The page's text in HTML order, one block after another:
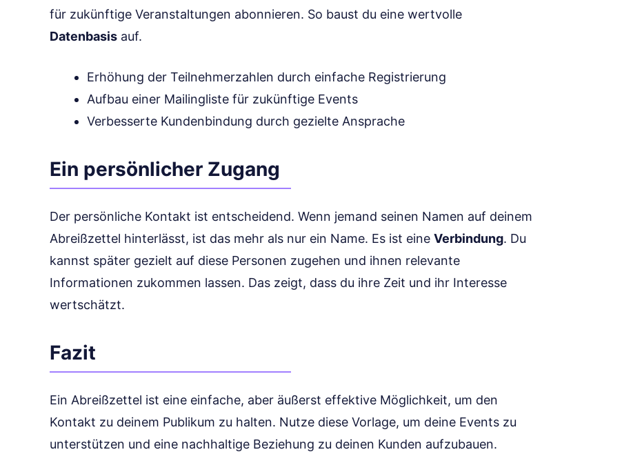
für zukünftige Veranstaltungen abonnieren. So baust du eine wertvolle
Datenbasis auf.
Erhöhung der Teilnehmerzahlen durch einfache Registrierung
Aufbau einer Mailingliste für zukünftige Events
Verbesserte Kundenbindung durch gezielte Ansprache
Ein persönlicher Zugang
Der persönliche Kontakt ist entscheidend. Wenn jemand seinen Namen auf deinem
Abreißzettel hinterlässt, ist das mehr als nur ein Name. Es ist eine Verbindung. Du
kannst später gezielt auf diese Personen zugehen und ihnen relevante
Informationen zukommen lassen. Das zeigt, dass du ihre Zeit und ihr Interesse
wertschätzt.
Fazit
Ein Abreißzettel ist eine einfache, aber äußerst effektive Möglichkeit, um den
Kontakt zu deinem Publikum zu halten. Nutze diese Vorlage, um deine Events zu
unterstützen und eine nachhaltige Beziehung zu deinen Kunden aufzubauen.